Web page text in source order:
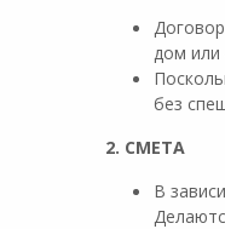
дом или
без
2. СМЕТА
В